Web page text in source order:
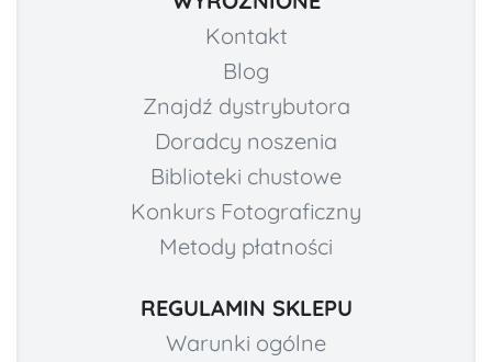
Kontakt
Blog
Znajdź dystrybutora
Doradcy noszenia
Biblioteki chustowe
Konkurs Fotograficzny
Metody płatności
REGULAMIN SKLEPU
Warunki ogólne